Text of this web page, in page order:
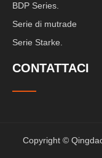
BDP Series.
Serie di mutrade
Serie Starke.
CONTATTACI
Copyright ©